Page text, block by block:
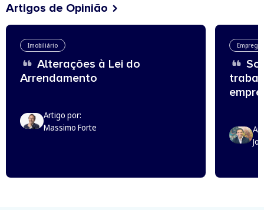
Artigos de Opinião
Imobiliário
Alterações à Lei do
Arrendamento
Artigo por:
Massimo Forte
Emprego